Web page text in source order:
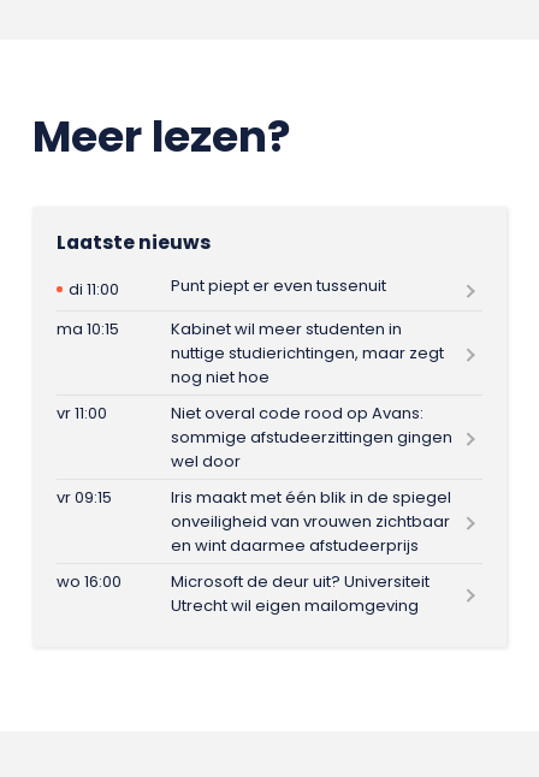
Meer lezen?
Laatste nieuws
di 11:00
Punt piept er even tussenuit
ma 10:15
Kabinet wil meer studenten in
nuttige studierichtingen, maar zegt
nog niet hoe
vr 11:00
Niet overal code rood op Avans:
sommige afstudeerzittingen gingen
wel door
vr 09:15
Iris maakt met één blik in de spiegel
onveiligheid van vrouwen zichtbaar
en wint daarmee afstudeerprijs
wo 16:00
Microsoft de deur uit? Universiteit
Utrecht wil eigen mailomgeving